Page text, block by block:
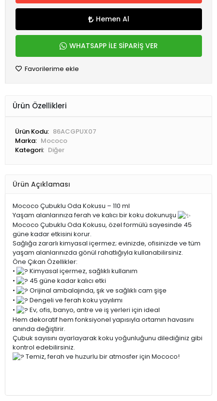
Hemen Al
WHATSAPP İLE SİPARİŞ VER
Favorilerime ekle
Ürün Özellikleri
Ürün Kodu: 86ACGPUX07
Marka: Mococo
Kategori: Diğer
Ürün Açıklaması
Mococo Çubuklu Oda Kokusu – 110 ml
Yaşam alanlarınıza ferah ve kalıcı bir koku dokunuşu
Mococo Çubuklu Oda Kokusu, özel formülü sayesinde 45
güne kadar etkisini korur.
Sağlığa zararlı kimyasal içermez; evinizde, ofisinizde ve tüm
yaşam alanlarınızda gönül rahatlığıyla kullanabilirsiniz.
Öne Çıkan Özellikler:
•
Kimyasal içermez, sağlıklı kullanım
•
45 güne kadar kalıcı etki
•
Orijinal ambalajında, şık ve sağlıklı cam şişe
•
Dengeli ve ferah koku yayılımı
•
Ev, ofis, banyo, antre ve iş yerleri için ideal
Hem dekoratif hem fonksiyonel yapısıyla ortamın havasını
anında değiştirir.
Çubuk sayısını ayarlayarak koku yoğunluğunu dilediğiniz gibi
kontrol edebilirsiniz.
Temiz, ferah ve huzurlu bir atmosfer için Mococo!